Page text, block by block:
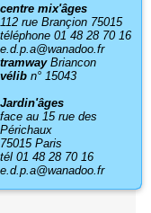
centre mix'âges
112 rue Brançion 75015
téléphone 01 48 28 70 16
e.d.p.a@wanadoo.fr
tramwayBriancon
vélib n° 15043
Jardin'âges
face au 15 rue des
Périchaux
75015 Paris
tél 01 48 28 70 16
e.d.p.a@wanadoo.fr